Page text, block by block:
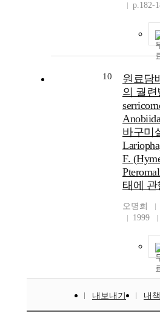
p.182-
10
원료담
의 궐련
바구미
F.
태에 관
오명희
1999
내보내기 내